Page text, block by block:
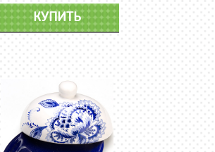
КУПИТЬ